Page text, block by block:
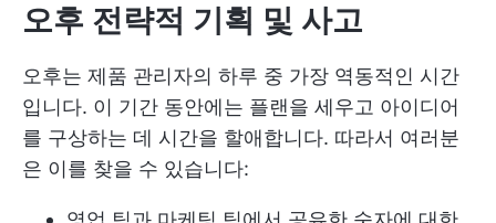
오후 전략적 기획 및 사고
오후는 제품 관리자의 하루 중 가장 역동적인 시간
입니다. 이 기간 동안에는 플랜을 세우고 아이디어
를 구상하는 데 시간을 할애합니다. 따라서 여러분
은 이를 찾을 수 있습니다: